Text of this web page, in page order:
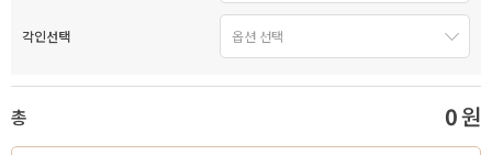
각인선택
총 0원